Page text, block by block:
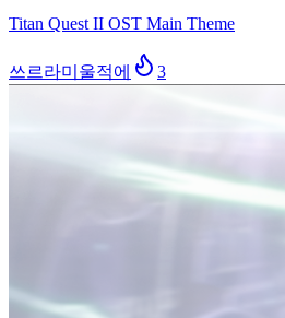
Titan Quest II OST Main Theme
쓰르라미울적에 3